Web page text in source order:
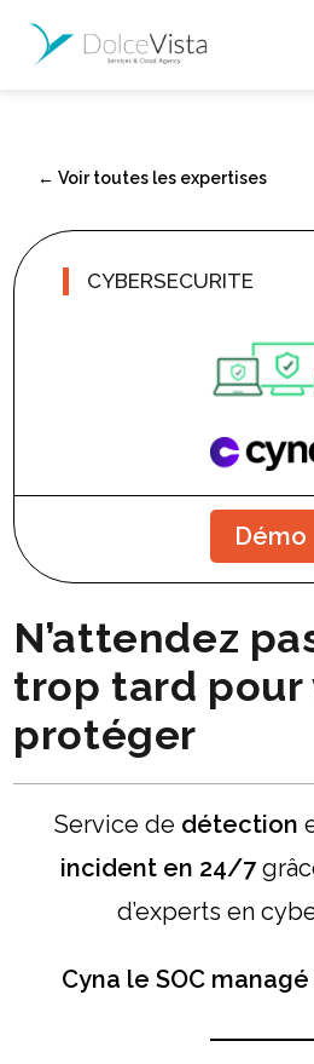
← Voir toutes les expertises
CYBERSECURITE
Démo
N’attendez
trop tard pour
protéger
Service de détection
incident en 24/7
d’experts en
Cyna le SOC